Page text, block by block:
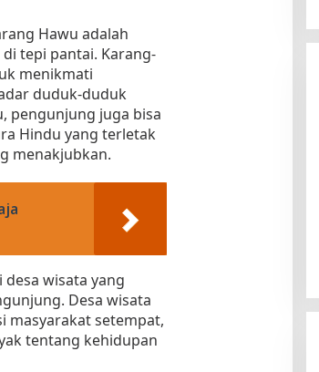
Hawu adalah
tepi pantai. Karang-
menikmati
duduk-duduk
pengunjung juga bisa
Hindu yang terletak
menakjubkan.
wisata yang
Desa wisata
masyarakat setempat,
tentang kehidupan